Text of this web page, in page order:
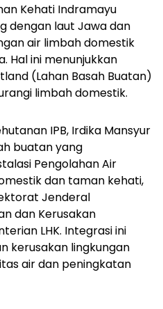
Kehati Indramayu
dengan laut Jawa dan
air limbah domestik
Hal ini menunjukkan
(Lahan Basah Buatan)
limbah domestik.
IPB, Irdika Mansyur
buatan yang
Pengolahan Air
dan taman kehati,
Jenderal
dan Kerusakan
LHK. Integrasi ini
kerusakan lingkungan
air dan peningkatan